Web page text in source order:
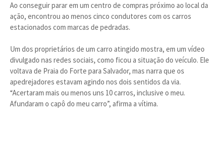
Ao conseguir parar em um centro de compras próximo ao local da
ação, encontrou ao menos cinco condutores com os carros
estacionados com marcas de pedradas.
Um dos proprietários de um carro atingido mostra, em um vídeo
divulgado nas redes sociais, como ficou a situação do veículo. Ele
voltava de Praia do Forte para Salvador, mas narra que os
apedrejadores estavam agindo nos dois sentidos da via.
“Acertaram mais ou menos uns 10 carros, inclusive o meu.
Afundaram o capô do meu carro”, afirma a vítima.